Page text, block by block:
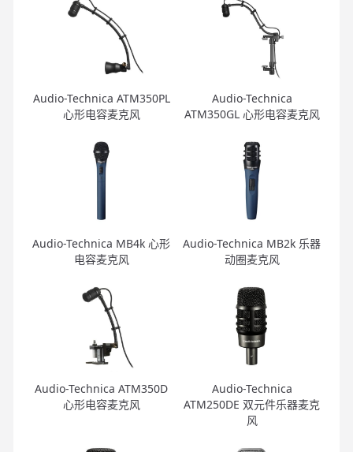
Audio-Technica ATM350PL
心形电容麦克风
Audio-Technica
ATM350GL 心形电容麦克风
Audio-Technica MB4k 心形
电容麦克风
Audio-Technica MB2k 乐器
动圈麦克风
Audio-Technica ATM350D
心形电容麦克风
Audio-Technica
ATM250DE 双元件乐器麦克
风